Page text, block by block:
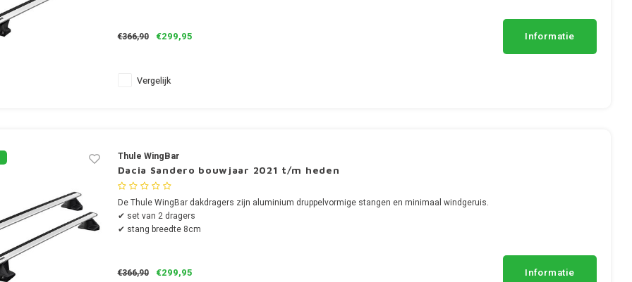
€366,90 €299,95 Informatie
Vergelijk
Thule WingBar
Dacia Sandero bouwjaar 2021 t/m heden
De Thule WingBar dakdragers zijn aluminium druppelvormige stangen en minimaal windgeruis.
✔ set van 2 dragers
✔ stang breedte 8cm
€366,90 €299,95 Informatie